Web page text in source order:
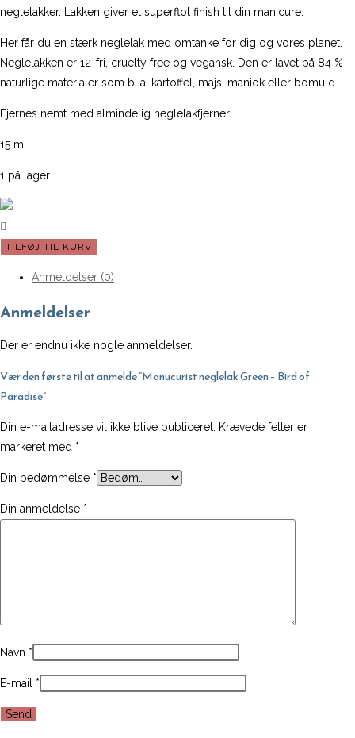
neglelakker. Lakken giver et superflot finish til din manicure.
Her får du en stærk neglelak med omtanke for dig og vores planet.
Neglelakken er 12-fri, cruelty free og vegansk. Den er lavet på 84 %
naturlige materialer som bl.a. kartoffel, majs, maniok eller bomuld.
Fjernes nemt med almindelig neglelakfjerner.
15 ml.
1 på lager
Manucurist
of
antal
TILFØJ TIL KURV
Anmeldelser (0)
Anmeldelser
Der er endnu ikke nogle anmeldelser.
Vær den første til at anmelde “Manucurist neglelak Green – Bird of
Paradise”
Din e-mailadresse vil ikke blive publiceret. Krævede felter er
markeret med *
Din bedømmelse *
Din anmeldelse *
Navn *
E-mail *